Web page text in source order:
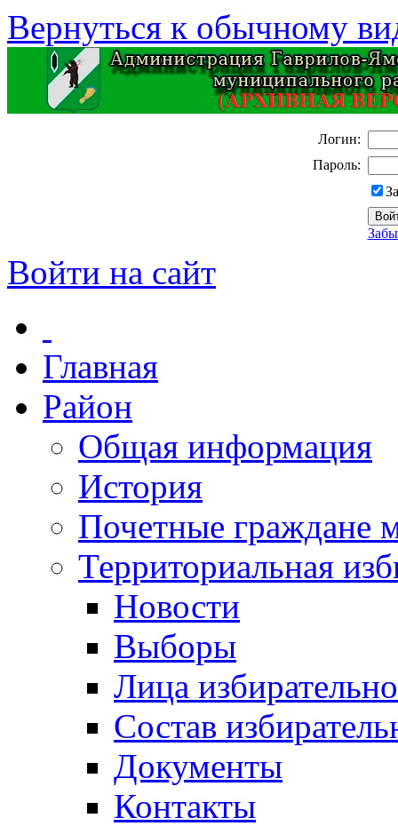
Вернуться к обычному
Логин:
Пароль:
Войти на сайт
Главная
Район
Общая информация
История
Почетные граждане
Территориальная
Новости
Выборы
Лица
Состав
Документы
Контакты